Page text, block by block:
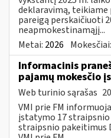
deklaravimą, teikiame
pareigą perskaičiuoti
neapmokestinamąjį...
Metai: 2026 Mokesčiai:
Informacinis
pajamų mokesčio
Web turinio sąrašas
VMI prie FM
įstatymo 17 straipsnio
straipsnio pakeitimus